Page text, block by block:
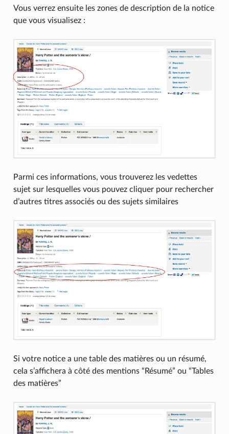
Vous verrez ensuite les zones de description de la notice
que vous visualisez :
Parmi ces informations, vous trouverez les vedettes
sujet sur lesquelles vous pouvez cliquer pour rechercher
d’autres titres associés ou des sujets similaires
Si votre notice a une table des matières ou un résumé,
cela s’affichera à côté des mentions “Résumé” ou “Tables
des matières”